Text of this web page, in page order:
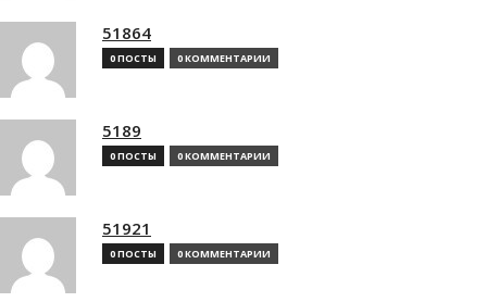
51864
0 ПОСТЫ 0 КОММЕНТАРИИ
5189
0 ПОСТЫ 0 КОММЕНТАРИИ
51921
0 ПОСТЫ 0 КОММЕНТАРИИ